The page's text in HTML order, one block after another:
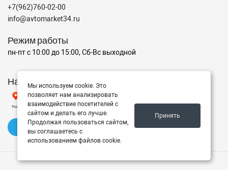
+7(962)760-02-00
info@avtomarket34.ru
Режим работы
пн-пт с 10:00 до 15:00, Сб-Вс выходной
Наш рейтинг на Яндексе
✍️ Оставить отзыв
Мы используем cookie. Это
позволяет нам анализировать
взаимодействие посетителей с
сайтом и делать его лучше.
Продолжая пользоваться сайтом,
вы соглашаетесь с
использованием файлов cookie.
Принять